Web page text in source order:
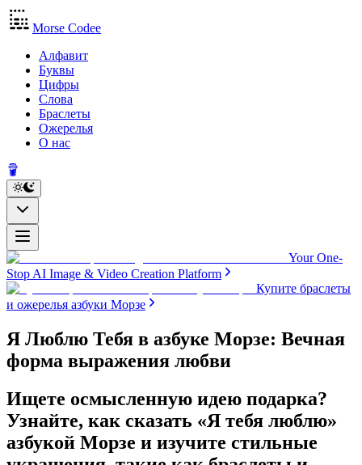
Morse Codee
Алфавит
Буквы
Цифры
Слова
Браслеты
Ожерелья
О нас
Your One-
Stop AI Image & Video Creation Platform
Купите браслеты
и ожерелья азбуки Морзе
Я Люблю Тебя в азбуке Морзе: Вечная
форма выражения любви
Ищете осмысленную идею подарка?
Узнайте, как сказать «Я тебя люблю»
азбукой Морзе и изучите стильные